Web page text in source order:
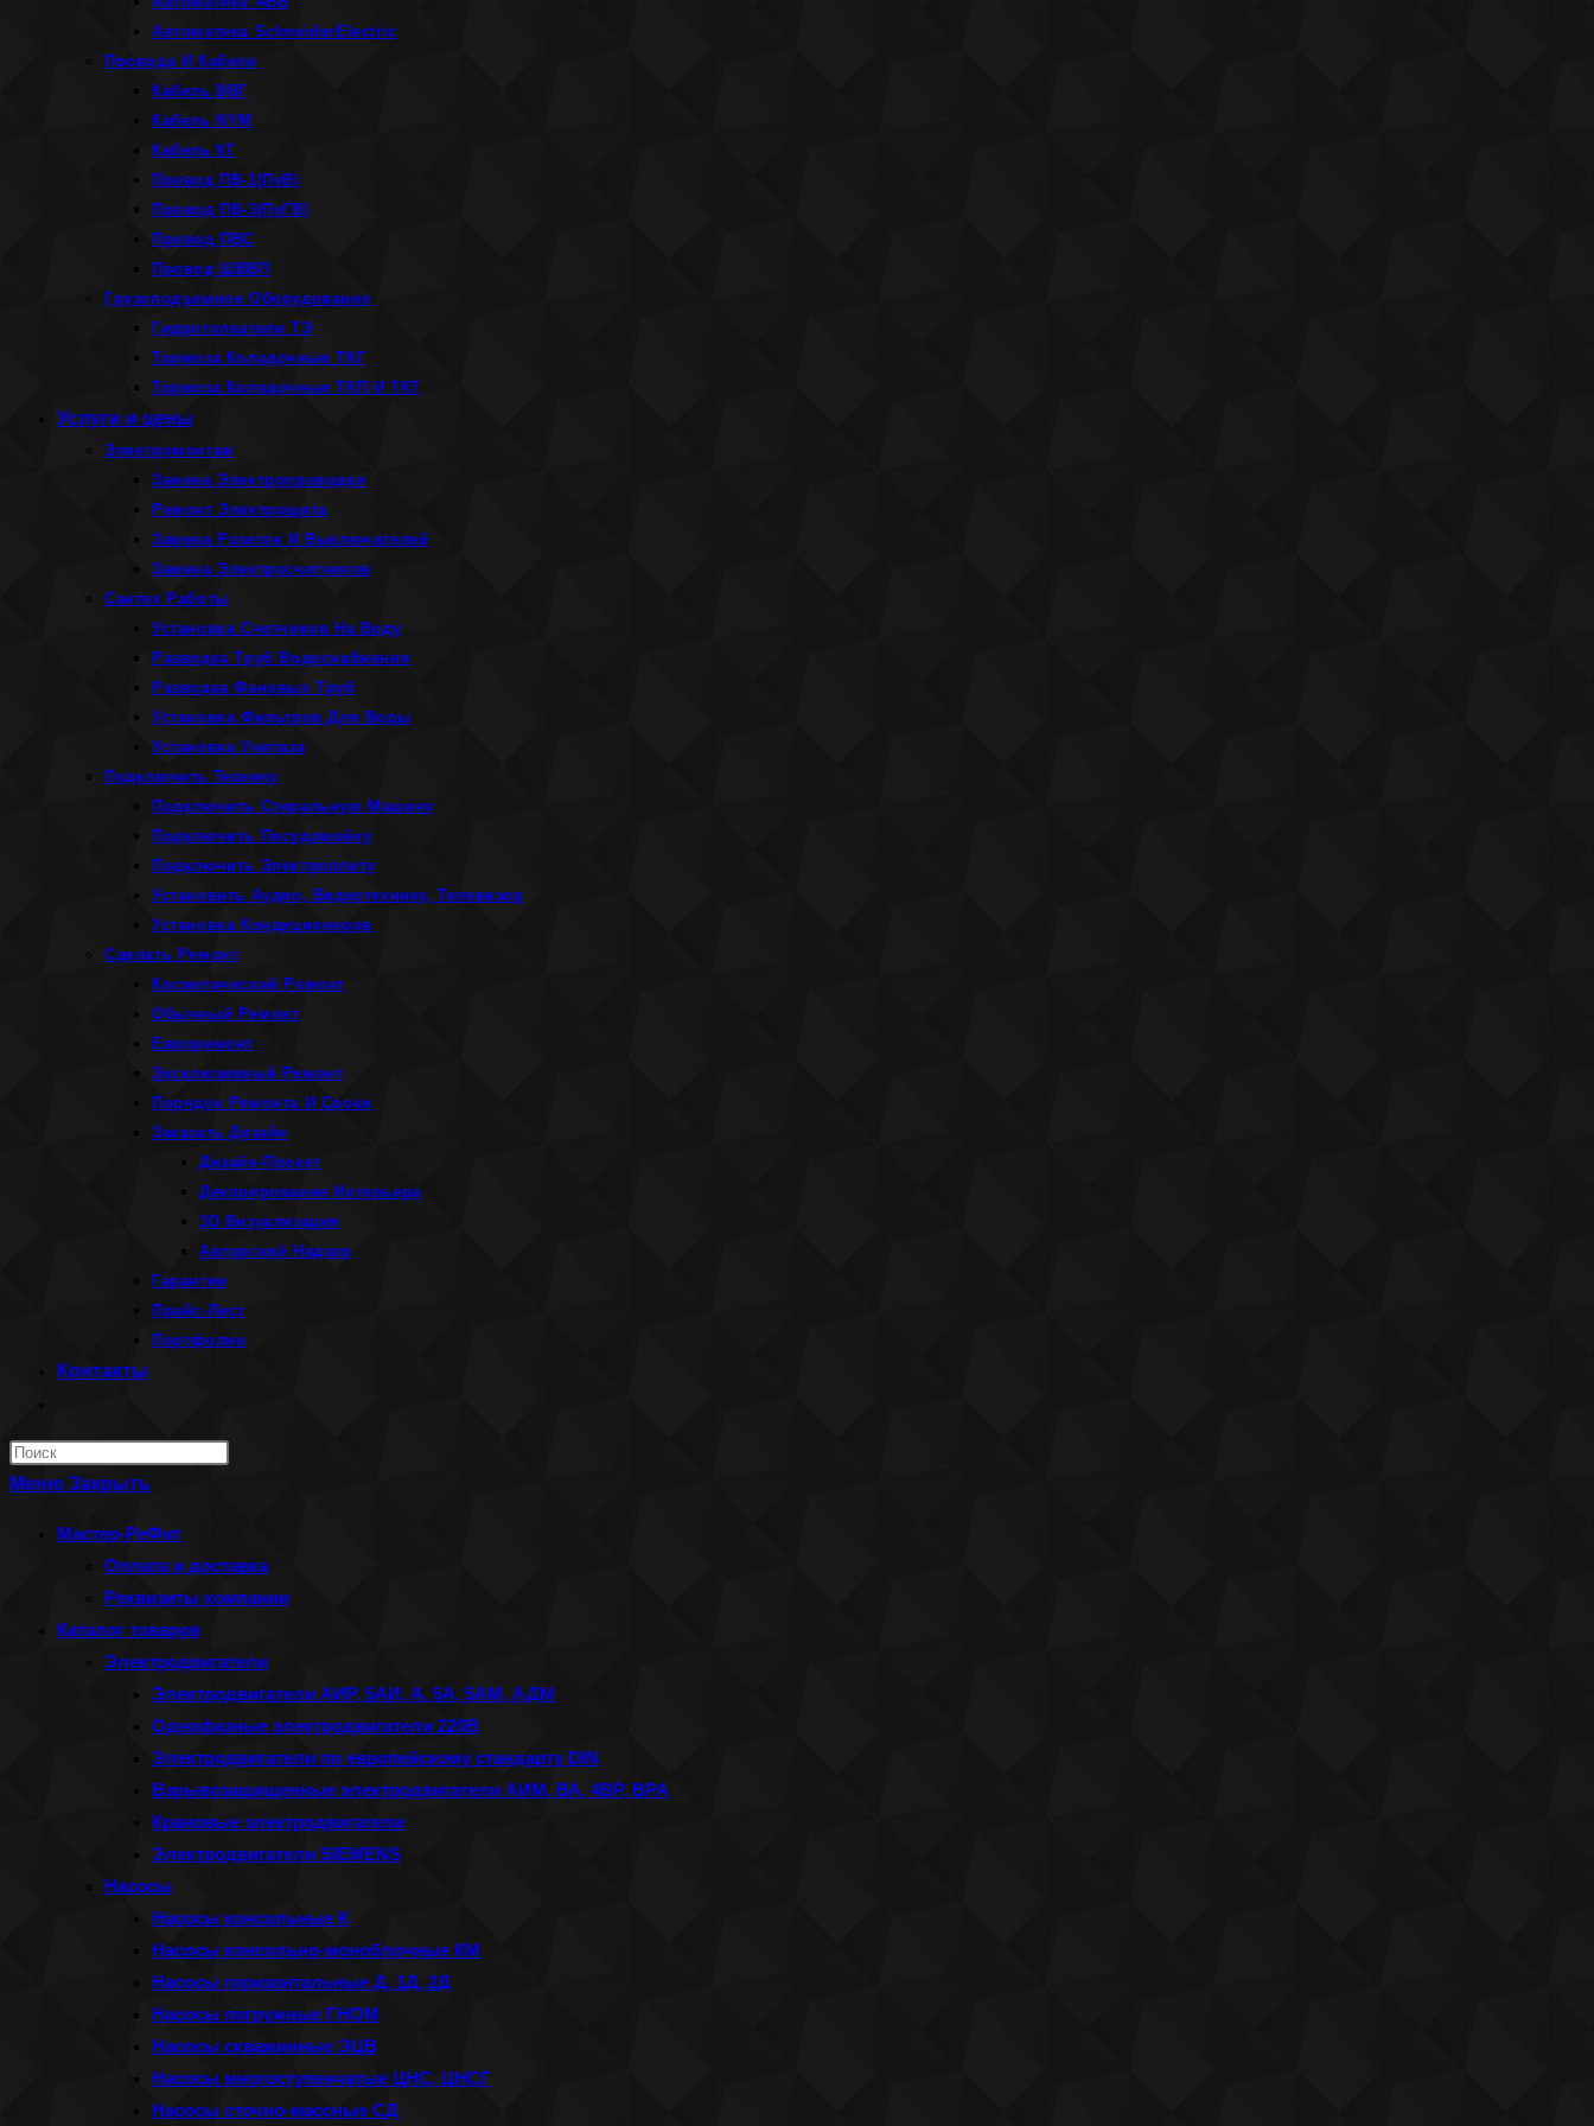
Автоматика SchneiderElectric
Провода И Кабели
Кабель ВВГ
Кабель NYM
Кабель КГ
Провод ПВ-1(ПуВ)
Провод ПВ-3(ПуГВ)
Провод ПВС
Провод ШВВП
Грузоподъемное Оборудование
Гидротолкатели ТЭ
Тормоза Колодочные ТКГ
Тормоза Колодочные ТКП И ТКТ
Услуги и цены
Электромонтаж
Замена Электропроводки
Ремонт Электрощита
Замена Розеток И Выключателей
Замена Электросчетчиков
Сантех Работы
Установка Счетчиков На Воду
Разводка Труб Водоснабжения
Разводка Фановых Труб
Установка Фильтров Для Воды
Установка Унитаза
Подключить Технику
Подключить Стиральную Машину
Подключить Посудомойку
Подключить Электроплиту
Установить Аудио, Видеотехнику, Телевизор
Установка Кондиционеров
Сделать Ремонт
Косметический Ремонт
Обычный Ремонт
Евроремонт
Эксклюзивный Ремонт
Порядок Ремонта И Сроки
Заказать Дизайн
Дизайн-Проект
Декорирование Интерьера
3D Визуализация
Авторский Надзор
Гарантии
Прайс-Лист
Портфолио
Контакты
поиск
по
сайту
закрыть
панель
Меню Закрыть
Мастер-РеФит
Оплата и доставка
Реквизиты компании
Каталог товаров
Электродвигатели
Электродвигатели АИР, 5АИ, А, 5А, 5АМ, АДМ
Однофазные электродвигатели 220В
Электродвигатели по европейскому стандарту DIN
Взрывозащищенные электродвигатели АИМ, ВА, 4ВР, ВРА
Крановые электродвигатели
Электродвигатели SIEMENS
Насосы
Насосы консольные К
Насосы консольно-моноблочные КМ
Насосы горизонтальные Д, 1Д, 2Д
Насосы погружные ГНОМ
Насосы скважинные ЭЦВ
Насосы многоступенчатые ЦНС, ЦНСГ
Насосы сточно-массные СД